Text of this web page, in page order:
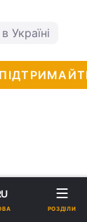
Україні
РОЗДІЛИ